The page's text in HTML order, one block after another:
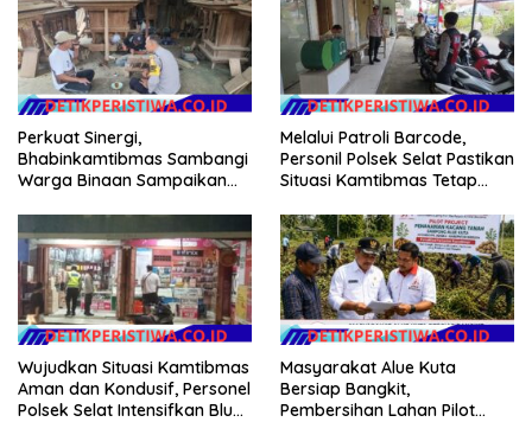
Perkuat Sinergi,
Bhabinkamtibmas Sambangi
Warga Binaan Sampaikan
Melalui Patroli Barcode,
Personil Polsek Selat Pastikan
Situasi Kamtibmas Tetap
Wujudkan Situasi Kamtibmas
Aman dan Kondusif, Personel
Polsek Selat Intensifkan Blue
Masyarakat Alue Kuta
Bersiap Bangkit,
Pembersihan Lahan Pilot